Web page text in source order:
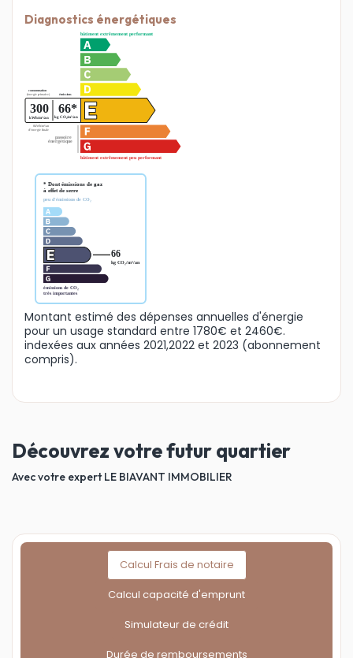
Diagnostics énergétiques
Montant estimé des dépenses annuelles d'énergie
pour un usage standard entre 1780€ et 2460€.
indexées aux années 2021,2022 et 2023 (abonnement
compris).
Découvrez votre futur quartier
Avec votre expert LE BIAVANT IMMOBILIER
Calcul Frais de notaire
Calcul capacité d'emprunt
Simulateur de crédit
Durée de remboursements